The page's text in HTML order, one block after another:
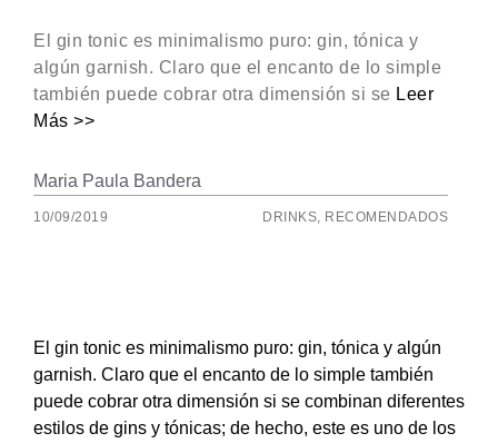
El gin tonic es minimalismo puro: gin, tónica y
algún garnish. Claro que el encanto de lo simple
también puede cobrar otra dimensión si se Leer
Más >>
Maria Paula Bandera
10/09/2019 DRINKS, RECOMENDADOS
El gin tonic es minimalismo puro: gin, tónica y algún
garnish. Claro que el encanto de lo simple también
puede cobrar otra dimensión si se combinan diferentes
estilos de gins y tónicas; de hecho, este es uno de los